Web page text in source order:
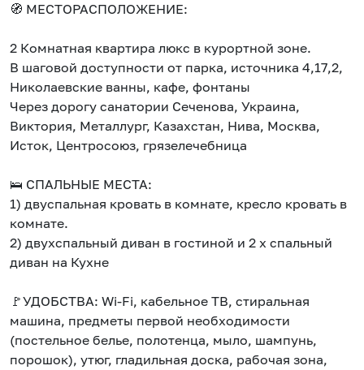
🧭 МЕСТОРАСПОЛОЖЕНИЕ:
2 Комнатная квартира люкс в курортной зоне.
В шаговой доступности от парка, источника 4,17,2,
Николаевские ванны, кафе, фонтаны
Через дорогу санатории Сеченова, Украина,
Виктория, Металлург, Казахстан, Нива, Москва,
Исток, Центросоюз, грязелечебница
🛌 СПАЛЬНЫЕ МЕСТА:
1) двуспальная кровать в комнате, кресло кровать в
комнате.
2) двухспальный диван в гостиной и 2 х спальный
диван на Кухне
🚩УДОБСТВА: Wi-Fi, кабельное ТВ, стиральная
машина, предметы первой необходимости
(постельное белье, полотенца, мыло, шампунь,
порошок), утюг, гладильная доска, рабочая зона,